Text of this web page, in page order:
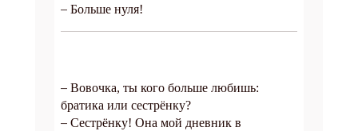
– Больше нуля!
– Вовочка, ты кого больше любишь:
братика или сестрёнку?
– Сестрёнку! Она мой дневник в